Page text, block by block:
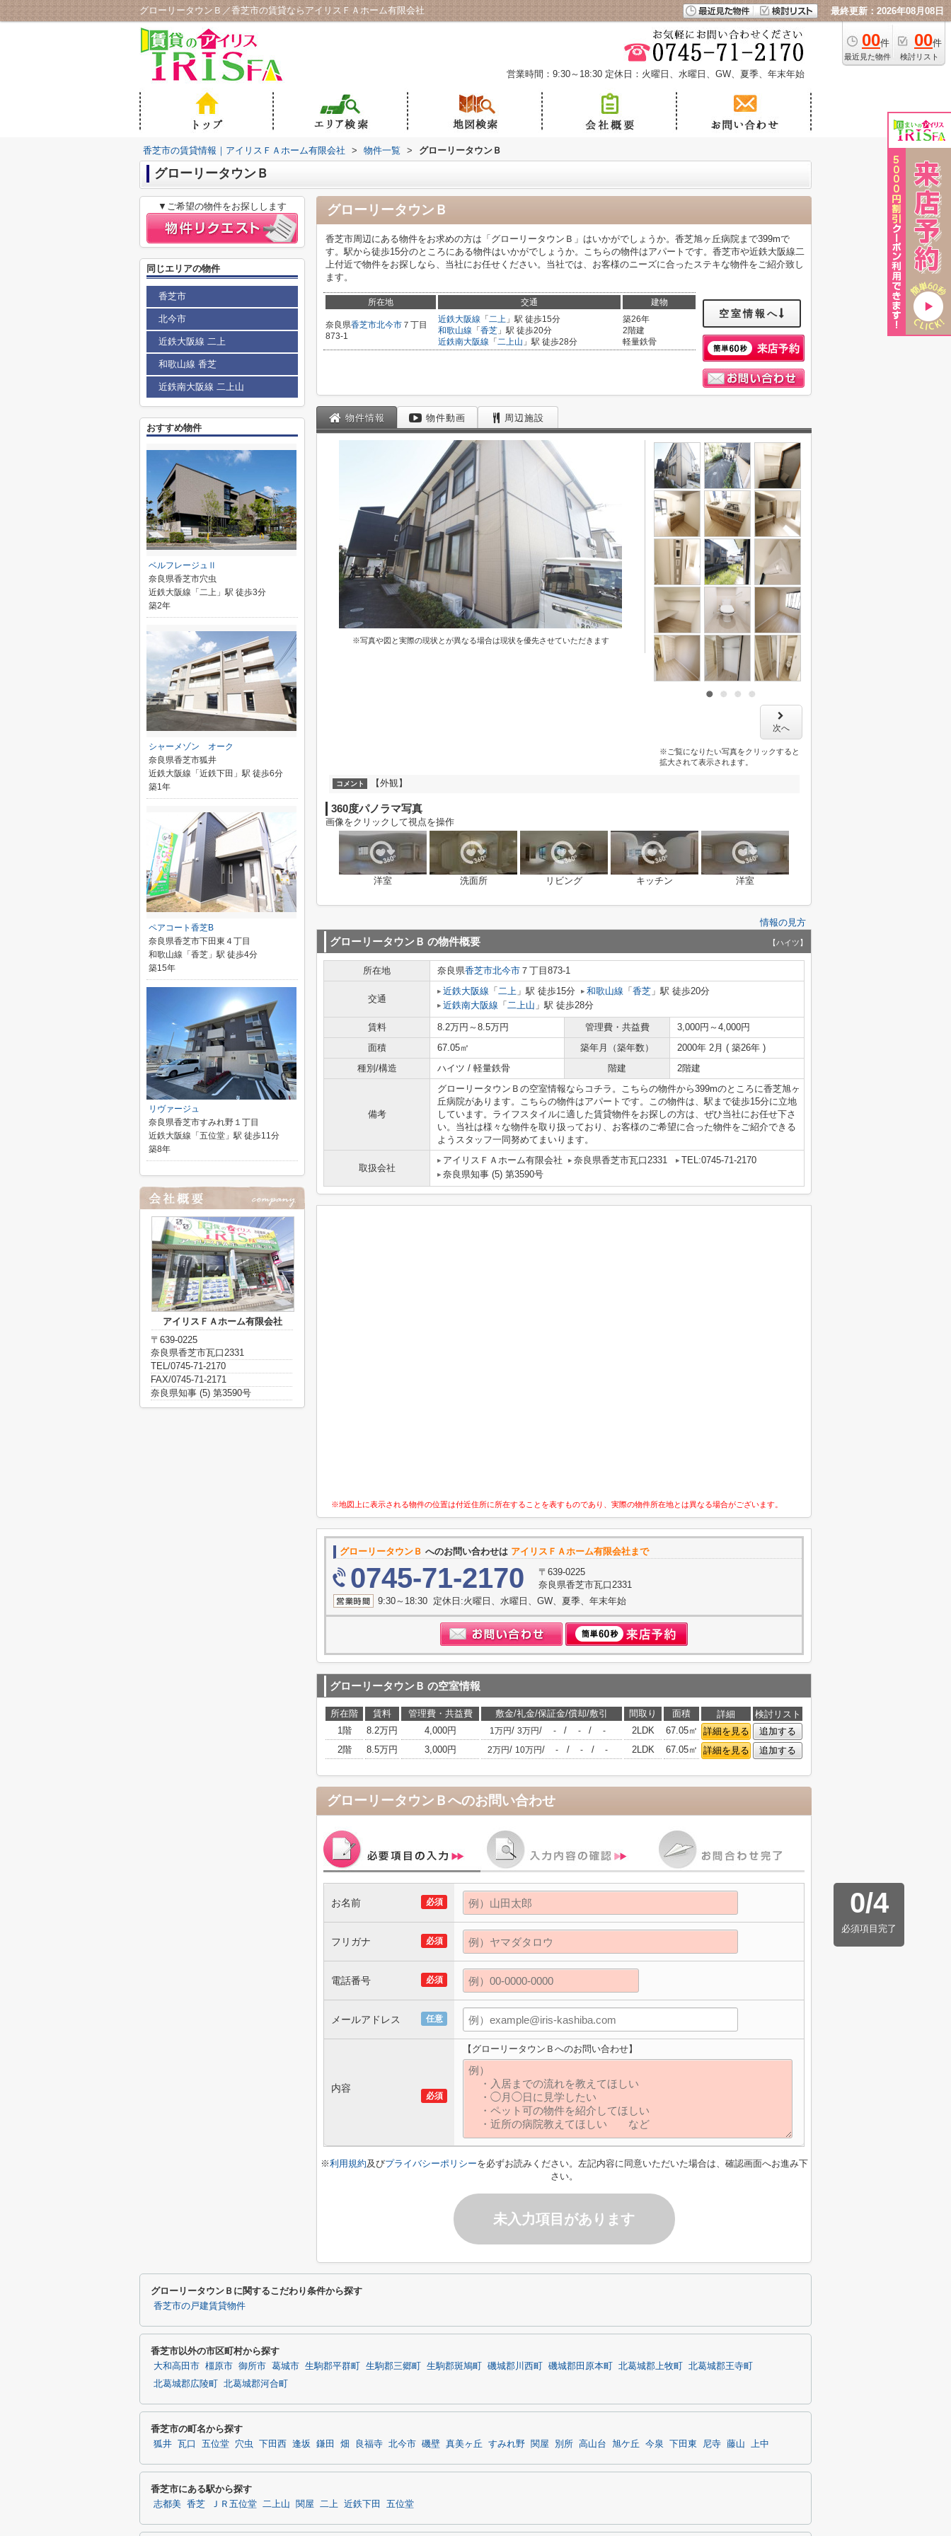
グローリータウンＢ／香芝市の賃貸ならアイリスＦＡホーム有限会社 最終更新：2026年08月08日
00件
最近見た物件
00件
検討リスト
営業時間：9:30～18:30 定休日：火曜日、水曜日、GW、夏季、年末年始
香芝市の賃貸情報｜アイリスＦＡホーム有限会社 > 物件一覧 > グローリータウンＢ
グローリータウンＢ
グローリータウンＢ
香芝市周辺にある物件をお求めの方は「グローリータウンＢ」はいかがでしょうか。香芝旭ヶ丘病院まで399mで
す。駅から徒歩15分のところにある物件はいかがでしょうか。こちらの物件はアパートです。香芝市や近鉄大阪線二
上付近で物件をお探しなら、当社にお任せください。当社では、お客様のニーズに合ったステキな物件をご紹介致し
ます。
所在地 交通 建物
奈良県香芝市北今市 ７丁目
873-1
近鉄大阪線 「 二上 」駅 徒歩15分
和歌山線 「 香芝 」駅 徒歩20分
近鉄南大阪線 「 二上山 」駅 徒歩28分
築26年
2階建
軽量鉄骨
空室情報へ
物件情報 物件動画 周辺施設
※写真や図と実際の現状とが異なる場合は現状を優先させていただきます
次へ
※ご覧になりたい写真をクリックすると
拡大されて表示されます。
コメント 【外観】
360度パノラマ写真
画像をクリックして視点を操作
洋室 洗面所 リビング キッチン 洋室
情報の見方
グローリータウンＢ の物件概要 【ハイツ】
所在地 奈良県香芝市北今市 ７丁目873-1
交通
近鉄大阪線 「 二上 」駅 徒歩15分 和歌山線 「 香芝 」駅 徒歩20分
近鉄南大阪線 「 二上山 」駅 徒歩28分
賃料 8.2万円～8.5万円 管理費・共益費
3,000円～4,000円
面積
67.05㎡ 築年月（築年数）
2000年 2月 ( 築26年 )
種別/構造
ハイツ / 軽量鉄骨 階建 2階建
備考
グローリータウンＢの空室情報ならコチラ。こちらの物件から399mのところに香芝旭ヶ
丘病院があります。こちらの物件はアパートです。この物件は、駅まで徒歩15分に立地
しています。ライフスタイルに適した賃貸物件をお探しの方は、ぜひ当社にお任せ下さ
い。当社は様々な物件を取り扱っており、お客様のご希望に合った物件をご紹介できる
ようスタッフ一同努めてまいります。
取扱会社
アイリスＦＡホーム有限会社 奈良県香芝市瓦口2331
TEL:0745-71-2170
奈良県知事 (5) 第3590号
※地図上に表示される物件の位置は付近住所に所在することを表すものであり、実際の物件所在地とは異なる場合がございます。
グローリータウンＢ へのお問い合わせは アイリスＦＡホーム有限会社まで
0745-71-2170
〒639-0225
奈良県香芝市瓦口2331
9:30～18:30 定休日:火曜日、水曜日、GW、夏季、年末年始
グローリータウンＢ の空室情報
所在階 賃料 管理費・共益費 敷金/礼金/保証金/償却/敷引 間取り 面積 詳細
検討リスト
1階
8.2万円 4,000円 1万円/ 3万円/ - / - / - 2LDK 67.05㎡ 詳細を見る
追加する
2階
8.5万円 3,000円 2万円/ 10万円/ - / - / - 2LDK 67.05㎡ 詳細を見る 追加する
グローリータウンＢへのお問い合わせ
0/4
必須項目完了
必須
お名前
必須
フリガナ
必須
電話番号
任意
メールアドレス
必須
内容
【グローリータウンＢへのお問い合わせ】
※利用規約及びプライバシーポリシーを必ずお読みください。左記内容に同意いただいた場合は、確認画面へお進み下
さい。
未入力項目があります
▼ご希望の物件をお探しします
同じエリアの物件
香芝市
北今市
近鉄大阪線 二上
和歌山線 香芝
近鉄南大阪線 二上山
おすすめ物件
ベルフレージュⅡ
奈良県香芝市穴虫
近鉄大阪線「二上」駅 徒歩3分
築2年
シャーメゾン オーク
奈良県香芝市狐井
近鉄大阪線「近鉄下田」駅 徒歩6分
築1年
ペアコート香芝B
奈良県香芝市下田東４丁目
和歌山線「香芝」駅 徒歩4分
築15年
リヴァージュ
奈良県香芝市すみれ野１丁目
近鉄大阪線「五位堂」駅 徒歩11分
築8年
アイリスＦＡホーム有限会社
〒639-0225
奈良県香芝市瓦口2331
TEL/0745-71-2170
FAX/0745-71-2171
奈良県知事 (5) 第3590号
グローリータウンＢに関するこだわり条件から探す
香芝市の戸建賃貸物件
香芝市以外の市区町村から探す
大和高田市 橿原市 御所市 葛城市 生駒郡平群町 生駒郡三郷町 生駒郡斑鳩町 磯城郡川西町 磯城郡田原本町 北葛城郡上牧町
北葛城郡王寺町
北葛城郡広陵町
北葛城郡河合町
香芝市の町名から探す
狐井 瓦口 五位堂 穴虫 下田西 逢坂 鎌田 畑 良福寺 北今市 磯壁 真美ヶ丘 すみれ野 関屋 別所 高山台 旭ケ丘 今泉 下田東 尼寺 藤山 上中
香芝市にある駅から探す
志都美 香芝 ＪＲ五位堂 二上山 関屋 二上 近鉄下田 五位堂